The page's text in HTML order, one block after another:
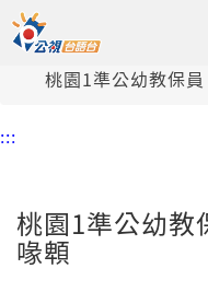
中央內容區塊
頭頁
桃園1準公幼教保
:::
桃園1準公幼教
喙䫌